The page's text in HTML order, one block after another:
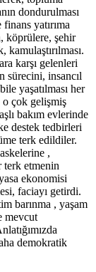
dondurulması
yatırıma
köprülere, şehir
karşı gelenleri
sürecini, insancıl
yaşatılması her
o çok gelişmiş
bakım evlerinde
destek tedbirleri
terk edildiler.
,
terk etmenin
ekonomisi
faciayı getirdi.
barınma , yaşam
mevcut
demokratik